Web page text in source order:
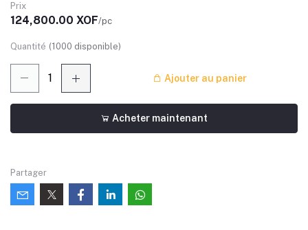
Prix
124,800.00 XOF/pc
Quantité (1000 disponible)
Ajouter au panier
Acheter maintenant
Partager